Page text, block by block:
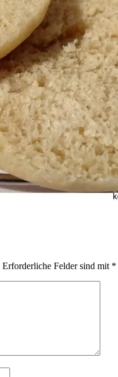
Erforderliche Felder sind mit *